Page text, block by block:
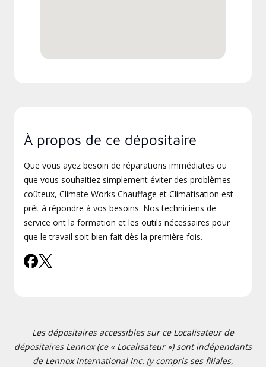
À propos de ce dépositaire
Que vous ayez besoin de réparations immédiates ou
que vous souhaitiez simplement éviter des problèmes
coûteux, Climate Works Chauffage et Climatisation est
prêt à répondre à vos besoins. Nos techniciens de
service ont la formation et les outils nécessaires pour
que le travail soit bien fait dès la première fois.
Les dépositaires accessibles sur ce Localisateur de
dépositaires Lennox (ce « Localisateur ») sont indépendants
de Lennox International Inc. (y compris ses filiales,